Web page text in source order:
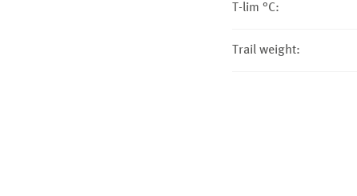
T-lim °C:
Trail weight: